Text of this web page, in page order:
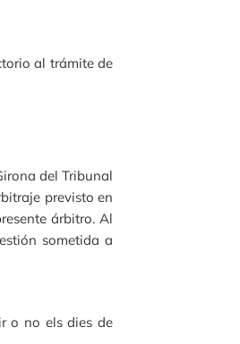
al trámite de
del Tribunal
previsto en
árbitro. Al
sometida a
o no els dies de